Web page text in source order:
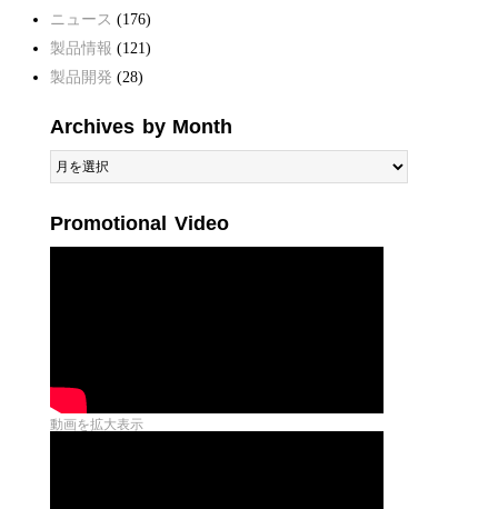
ニュース (176)
製品情報 (121)
製品開発 (28)
Archives by Month
Archives
by
Promotional Video
動画を拡大表示